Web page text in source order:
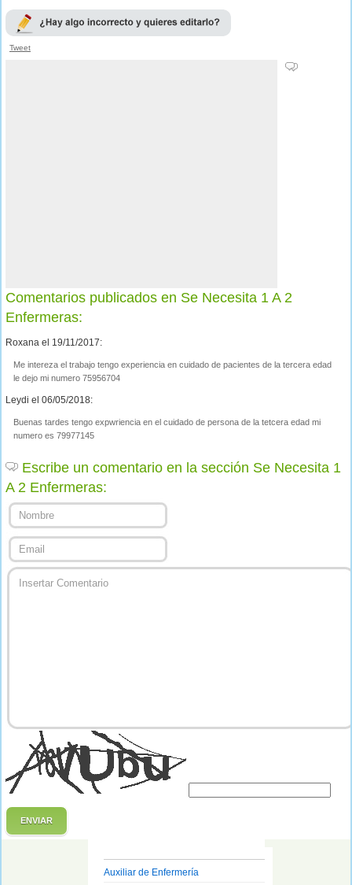
Tweet
Comentarios publicados en Se Necesita 1 A 2
Enfermeras:
Roxana el 19/11/2017:
Me intereza el trabajo tengo experiencia en cuidado de pacientes de la tercera edad
le dejo mi numero 75956704
Leydi el 06/05/2018:
Buenas tardes tengo expwriencia en el cuidado de persona de la tetcera edad mi
numero es 79977145
Escribe un comentario en la sección Se Necesita 1
A 2 Enfermeras:
ENVIAR
Auxiliar de Enfermería